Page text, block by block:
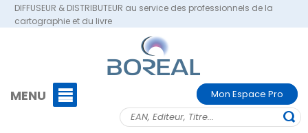
DIFFUSEUR & DISTRIBUTEUR au service des professionnels de la
cartographie et du livre
MENU Mon Espace Pro